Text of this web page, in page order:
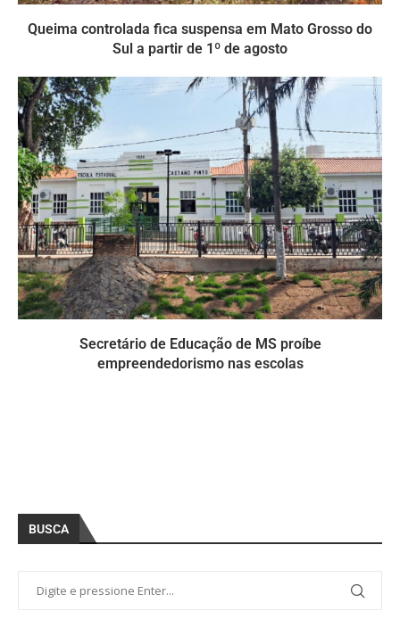
Queima controlada fica suspensa em Mato Grosso do
Sul a partir de 1º de agosto
Secretário de Educação de MS proíbe
empreendedorismo nas escolas
BUSCA